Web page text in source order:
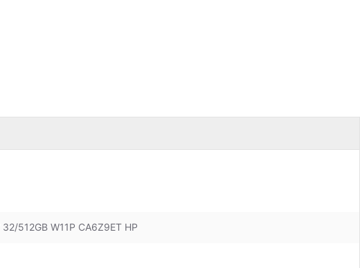
512GB W11P CA6Z9ET HP